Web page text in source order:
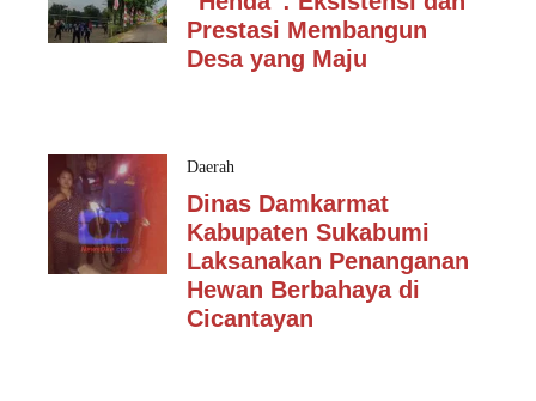
Prestasi Membangun
Desa yang Maju
Daerah
Dinas Damkarmat
Kabupaten Sukabumi
Laksanakan Penanganan
Hewan Berbahaya di
Cicantayan